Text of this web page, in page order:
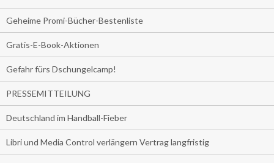
Geheime Promi-Bücher-Bestenliste
Gratis-E-Book-Aktionen
Gefahr fürs Dschungelcamp!
PRESSEMITTEILUNG
Deutschland im Handball-Fieber
Libri und Media Control verlängern Vertrag langfristig